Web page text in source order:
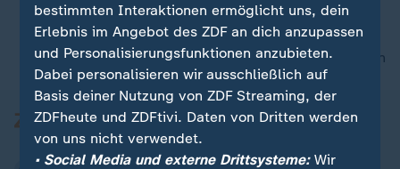
nach oben
bestimmten Interaktionen ermöglicht uns, dein
Erlebnis im Angebot des ZDF an dich anzupassen
und Personalisierungsfunktionen anzubieten.
Dabei personalisieren wir ausschließlich auf
Basis deiner Nutzung von ZDF Streaming, der
ZDFheute und ZDFtivi. Daten von Dritten werden
von uns nicht verwendet.
• Social Media und externe Drittsysteme:Wir